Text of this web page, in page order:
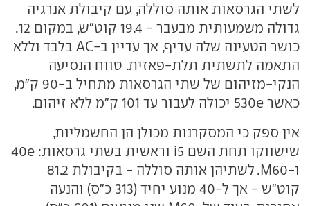
לשתי הגרסאות אותה סוללה, עם קיבולת אנרגיה
גדולה משמעותית מבעבר - 19.4 קוט״ש, במקום 12.
כושר הטעינה שלה עדיף, אך עדיין ב-AC בלבד וללא
התאמה לתשתית תלת-פאזית. טווח הנסיעה
הנקי-מזיהום של שתי הגרסאות מתחיל ב-90 ק״מ,
כאשר 530e יכולה לעבור עד 101 ק״מ ללא זיהום.
אין ספק כי המסקרנות מכולן הן החשמליות,
שישווקו תחת השם i5 וראשית בשתי גרסאות: 40e
ו-M60. לשתיהן אותה סוללה - בקיבולת 81.2
קוט"ש - אך ל-40 מנוע יחיד (313 כ"ס) והנעה